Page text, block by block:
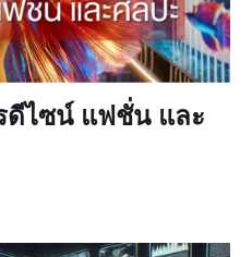
ดีไซน์ แฟชั่น และ